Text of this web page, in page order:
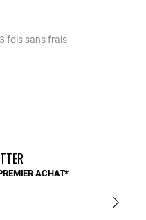
fois sans frais
ACHAT*